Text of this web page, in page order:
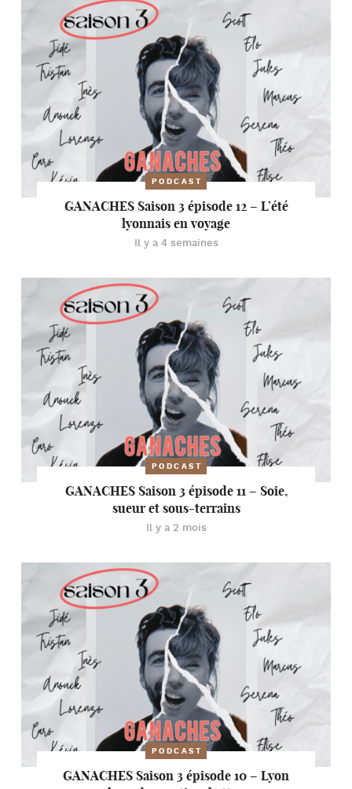
PODCAST
GANACHES Saison 3 épisode 12 – L’été
lyonnais en voyage
Il y a 4 semaines
PODCAST
GANACHES Saison 3 épisode 11 – Soie,
sueur et sous-terrains
Il y a 2 mois
PODCAST
GANACHES Saison 3 épisode 10 – Lyon